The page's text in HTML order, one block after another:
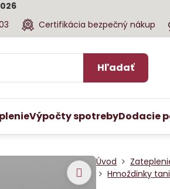
Certifikácia bezpečný nákup
Hľadať
Výpočty spotrebyDodacie
Úvod
Hmoždinky